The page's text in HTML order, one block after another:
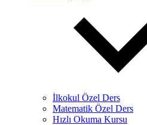
İlkokul Özel Ders
Matematik Özel Ders
Hızlı Okuma Kursu